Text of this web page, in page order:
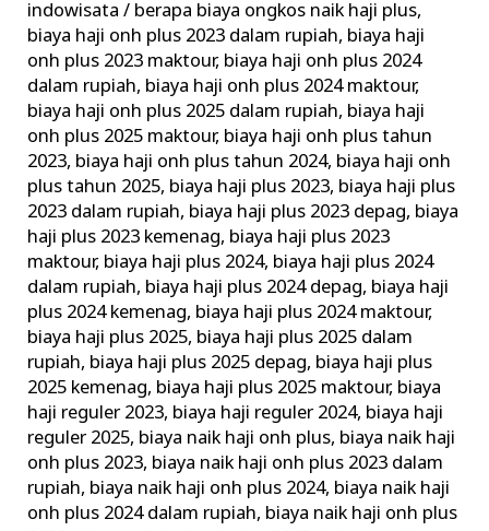
indowisata/ berapa biaya ongkos naik haji plus,
biaya haji onh plus 2023 dalam rupiah, biaya haji
onh plus 2023 maktour, biaya haji onh plus 2024
dalam rupiah, biaya haji onh plus 2024 maktour,
biaya haji onh plus 2025 dalam rupiah, biaya haji
onh plus 2025 maktour, biaya haji onh plus tahun
2023, biaya haji onh plus tahun 2024, biaya haji onh
plus tahun 2025, biaya haji plus 2023, biaya haji plus
2023 dalam rupiah, biaya haji plus 2023 depag, biaya
haji plus 2023 kemenag, biaya haji plus 2023
maktour, biaya haji plus 2024, biaya haji plus 2024
dalam rupiah, biaya haji plus 2024 depag, biaya haji
plus 2024 kemenag, biaya haji plus 2024 maktour,
biaya haji plus 2025, biaya haji plus 2025 dalam
rupiah, biaya haji plus 2025 depag, biaya haji plus
2025 kemenag, biaya haji plus 2025 maktour, biaya
haji reguler 2023, biaya haji reguler 2024, biaya haji
reguler 2025, biaya naik haji onh plus, biaya naik haji
onh plus 2023, biaya naik haji onh plus 2023 dalam
rupiah, biaya naik haji onh plus 2024, biaya naik haji
onh plus 2024 dalam rupiah, biaya naik haji onh plus
Plus
Dalam
Rupiah
–
Travel
Haji
Khusus
Depag